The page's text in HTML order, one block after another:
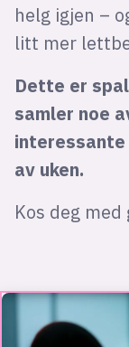
helg igjen –
litt mer
Dette er
samler noe
av uken.
Kos deg